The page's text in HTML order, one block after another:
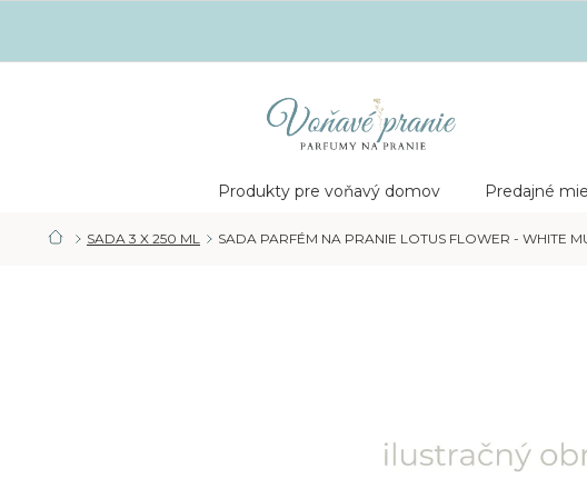
obsah
Produkty pre voňavý domov Predajné
DOMOV
SADA 3 X 250 ML SADA PARFÉM NA PRANIE LOTUS FLOWER - WHITE